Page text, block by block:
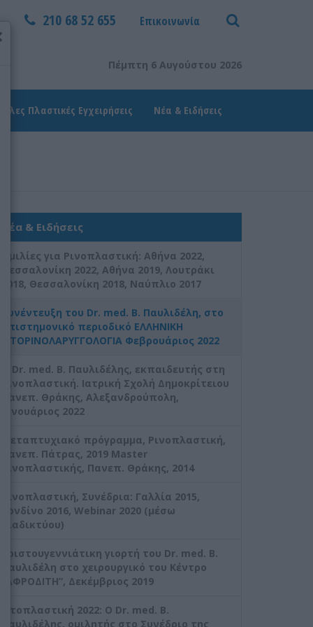
210 68 52 655 Επικοινωνία
Πέμπτη 6 Αυγούστου 2026
Άλλες Πλαστικές Εγχειρήσεις Νέα & Ειδήσεις
Νέα & Ειδήσεις
Ομιλίες για Ρινοπλαστική: Aθήνα 2022,
Θεσσαλονίκη 2022, Αθήνα 2019, Λουτράκι
2018, Θεσσαλονίκη 2018, Ναύπλιο 2017
Συνέντευξη του Dr. med. B. Παυλιδέλη, στο
επιστημονικό περιοδικό ΕΛΛΗΝΙΚΗ
ΩΤΟΡΙΝΟΛΑΡΥΓΓΟΛΟΓΙΑ Φεβρουάριος 2022
Ο Dr. med. Β. Παυλιδέλης, εκπαιδευτής στη
Ρινοπλαστική. Ιατρική Σχολή Δημοκρίτειου
Πανεπ. Θράκης, Αλεξανδρούπολη,
Ιανουάριος 2022
Μεταπτυχιακό πρόγραμμα, Ρινοπλαστική,
Πανεπ. Πάτρας, 2019 Master
Ρινοπλαστικής, Πανεπ. Θράκης, 2014
Ρινοπλαστική, Συνέδρια: Γαλλία 2015,
Λονδίνο 2016, Webinar 2020 (μέσω
διαδικτύου)
Χριστουγεννιάτικη γιορτή του Dr. med. B.
Παυλιδέλη στο χειρουργικό του Κέντρο
“ΑΦΡΟΔΙΤΗ”, Δεκέμβριος 2019
Ωτοπλαστική 2022: Ο Dr. med. B.
Παυλιδέλης, ομιλητής στο Συνέδριο της